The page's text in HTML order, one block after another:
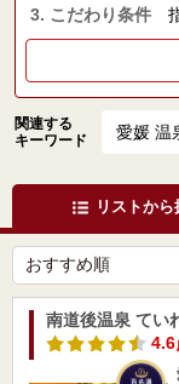
3. こだわり条件
関連する
キーワード
愛媛 温
リストから
南道後温泉 てい
4.6